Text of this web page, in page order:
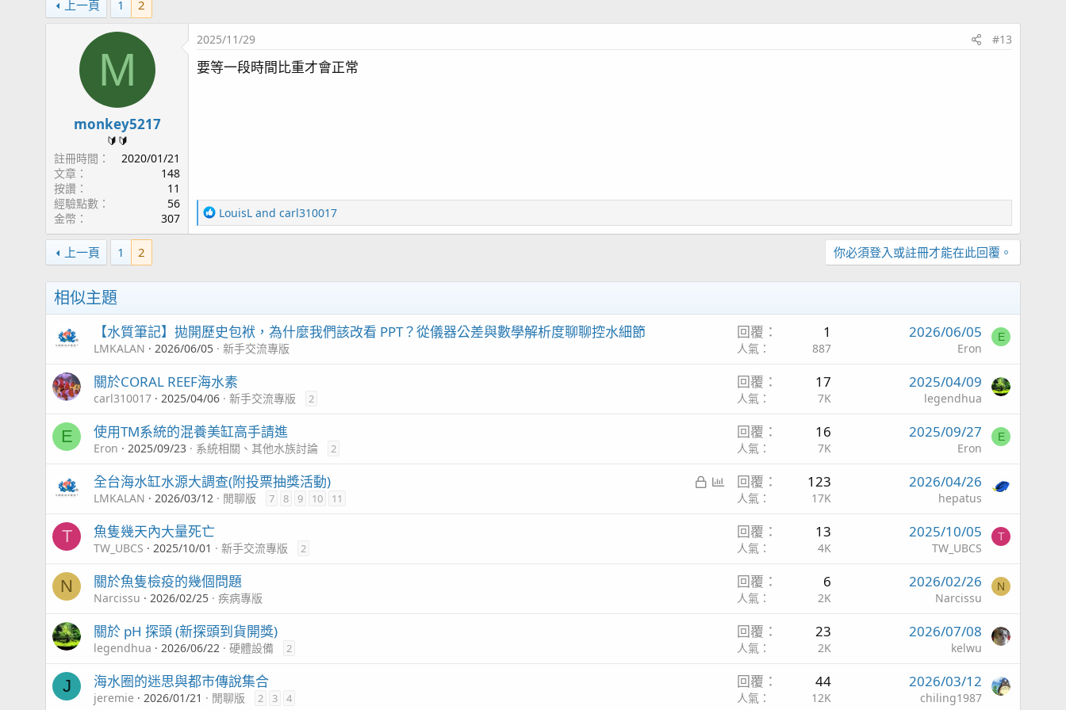
上一頁 1 2
M
monkey5217
🔰🔰
註冊時間
2020/01/21
文章
148
按讚
11
經驗點數
56
金幣
307
2025/11/29 #13
要等一段時間比重才會正常
R
e
i
n
s
：
LouisL and carl310017
上一頁 1 2 你必須登入或註冊才能在此回覆。
相似主題
【水質筆記】拋開歷史包袱，為什麼我們該改看 PPT？從儀器公差與數學解析度聊聊控水細節
LMKALAN 2026/06/05 新手交流專版
回覆 1
人氣 887
2026/06/05
Eron
E
關於CORAL REEF海水素
carl310017 2025/04/06 新手交流專版 2
回覆 17
人氣 7K
2025/04/09
legendhua
E 使用TM系統的混養美缸高手請進
Eron 2025/09/23 系統相關、其他水族討論 2
回覆 16
人氣 7K
2025/09/27
Eron
E
已
全台海水缸水源大調查(附投票抽獎活動)
LMKALAN 2026/03/12 閒聊版 7 8 9 10 11
回覆 123
人氣 17K
2026/04/26
hepatus
T 魚隻幾天內大量死亡
TW_UBCS 2025/10/01 新手交流專版 2
回覆 13
人氣 4K
2025/10/05
TW_UBCS
T
N 關於魚隻檢疫的幾個問題
Narcissu 2026/02/25 疾病專版
回覆 6
人氣 2K
2026/02/26
Narcissu
N
關於 pH 探頭 (新探頭到貨開獎)
legendhua 2026/06/22 硬體設備 2
回覆 23
人氣 2K
2026/07/08
kelwu
J 海水圈的迷思與都市傳說集合
jeremie 2026/01/21 閒聊版 2 3 4
回覆 44
人氣 12K
2026/03/12
chiling1987